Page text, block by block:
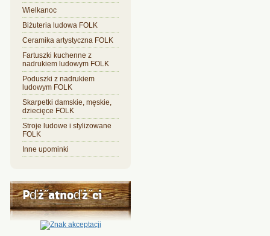
Wielkanoc
Biżuteria ludowa FOLK
Ceramika artystyczna FOLK
Fartuszki kuchenne z
nadrukiem ludowym FOLK
Poduszki z nadrukiem
ludowym FOLK
Skarpetki damskie, męskie,
dziecięce FOLK
Stroje ludowe i stylizowane
FOLK
Inne upominki
Pďż˝atnoďż˝ci